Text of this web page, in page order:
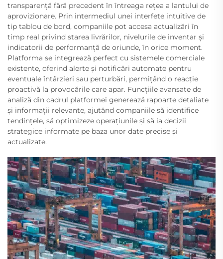
transparență fără precedent în întreaga rețea a lanțului de
aprovizionare. Prin intermediul unei interfețe intuitive de
tip tablou de bord, companiile pot accesa actualizări în
timp real privind starea livrărilor, nivelurile de inventar și
indicatorii de performanță de oriunde, în orice moment.
Platforma se integrează perfect cu sistemele comerciale
existente, oferind alerte și notificări automate pentru
eventuale întârzieri sau perturbări, permițând o reacție
proactivă la provocările care apar. Funcțiile avansate de
analiză din cadrul platformei generează rapoarte detaliate
și informații relevante, ajutând companiile să identifice
tendințele, să optimizeze operațiunile și să ia decizii
strategice informate pe baza unor date precise și
actualizate.